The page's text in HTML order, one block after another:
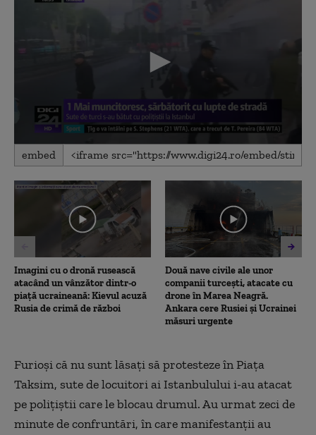
0
seconds
1
minute,
embed
Imagini cu o dronă rusească
atacând un vânzător dintr-o
piață ucraineană: Kievul acuză
Rusia de crimă de război
Două nave civile ale unor
companii turcești, atacate cu
drone în Marea Neagră.
Ankara cere Rusiei și Ucrainei
măsuri urgente
Furioşi că nu sunt lăsaţi să protesteze în Piaţa
Taksim, sute de locuitori ai Istanbulului i-au atacat
pe poliţiştii care le blocau drumul. Au urmat zeci de
minute de confruntări, în care manifestanţii au